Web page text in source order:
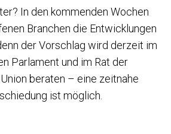
In den kommenden Wochen
Branchen die Entwicklungen
der Vorschlag wird derzeit im
Parlament und im Rat der
beraten – eine zeitnahe
ist möglich.